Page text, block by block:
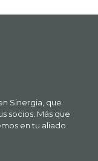
Sinergia, que
socios. Más que
en tu aliado